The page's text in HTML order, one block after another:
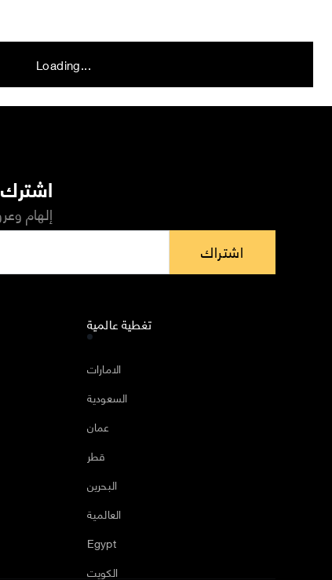
Loading...
اشترك
إلهام
اشتراك
تغطية عالمية
الامارات
السعودية
عمان
قطر
البحرين
العالمية
Egypt
الكويت